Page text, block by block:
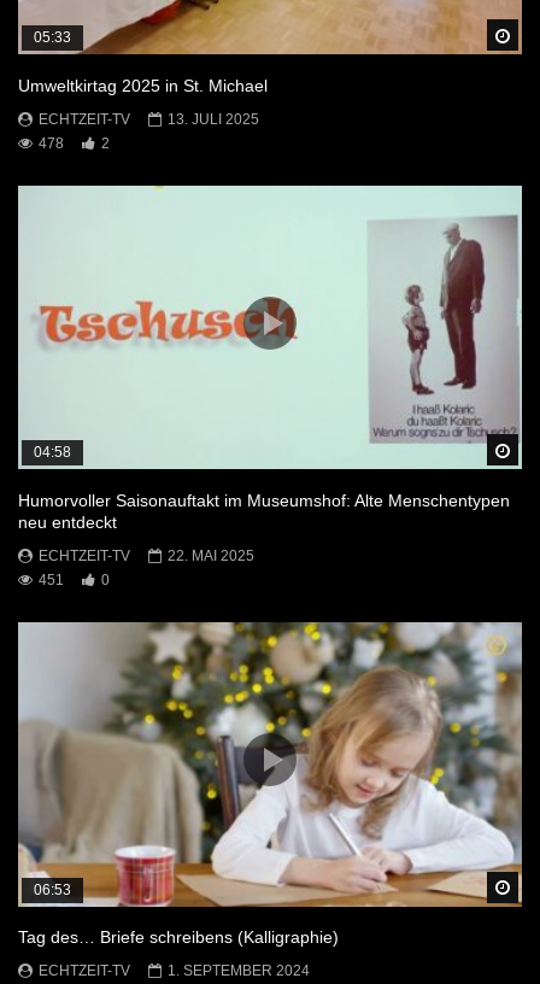
05:33
Umweltkirtag 2025 in St. Michael
ECHTZEIT-TV
13. JULI 2025
478
2
04:58
Humorvoller Saisonauftakt im Museumshof: Alte Menschentypen
neu entdeckt
ECHTZEIT-TV
22. MAI 2025
451
0
06:53
Tag des… Briefe schreibens (Kalligraphie)
ECHTZEIT-TV
1. SEPTEMBER 2024